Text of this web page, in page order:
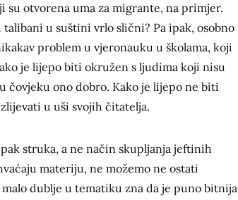
otvorena uma za migrante, na primjer.
u suštini vrlo slični? Pa ipak, osobno
problem u vjeronauku u školama, koji
je lijepo biti okružen s ljudima koji nisu
čovjeku ono dobro. Kako je lijepo ne biti
u uši svojih čitatelja.
struka, a ne način skupljanja jeftinih
materiju, ne možemo ne ostati
dublje u tematiku zna da je puno bitnija